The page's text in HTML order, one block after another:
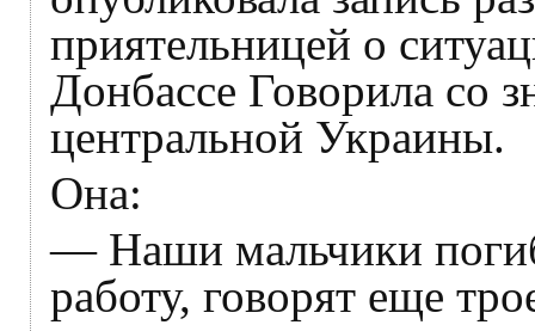
приятельницей о
Донбассе Говорила со
центральной Украины.
Она:
— Наши мальчики
работу, говорят еще